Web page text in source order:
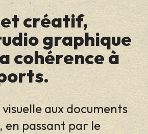
créatif,
graphique
cohérence à
aux documents
en passant par le